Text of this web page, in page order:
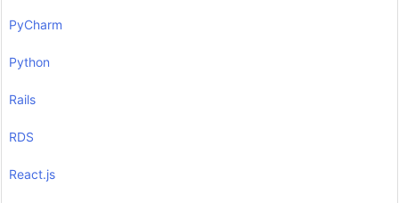
PyCharm
Python
Rails
RDS
React.js